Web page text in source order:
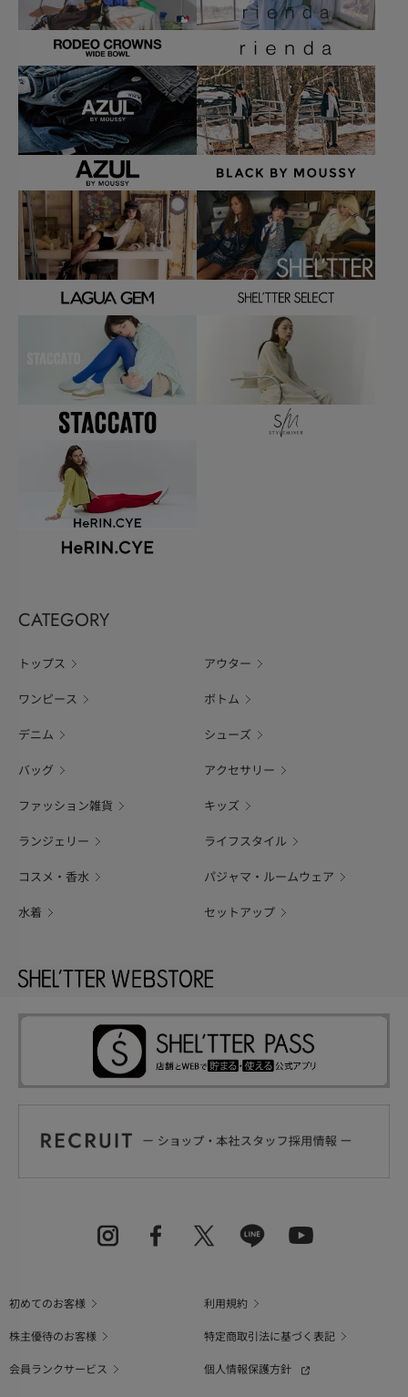
CATEGORY
トップス アウター
ワンピース ボトム
デニム シューズ
バッグ アクセサリー
ファッション雑貨 キッズ
ランジェリー ライフスタイル
コスメ・香水 パジャマ・ルームウェア
水着 セットアップ
初めてのお客様
利用規約
株主優待のお客様
特定商取引法に基づく表記
会員ランクサービス
個人情報保護方針